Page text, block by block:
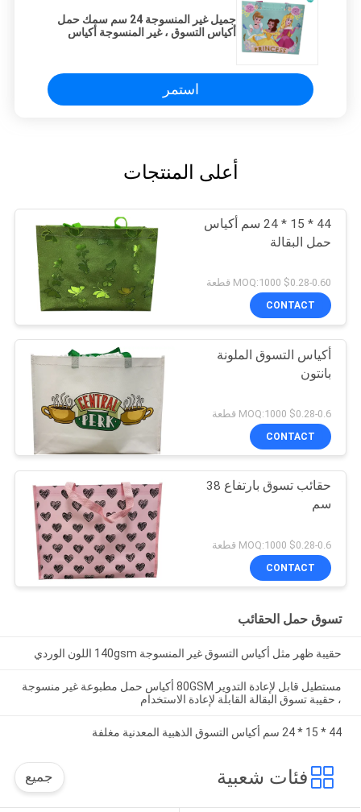
جميل غير المنسوجة 24 سم سمك حمل
أكياس التسوق ، غير المنسوجة أكياس
استمر
أعلى المنتجات
44 * 15 * 24 سم أكياس
حمل البقالة
$0.28-0.60 MOQ:1000 قطعة
CONTACT
أكياس التسوق الملونة
بانتون
$0.28-0.6 MOQ:1000 قطعة
CONTACT
حقائب تسوق بارتفاع 38
سم
$0.28-0.6 MOQ:1000 قطعة
CONTACT
تسوق حمل الحقائب
حقيبة ظهر مثل أكياس التسوق غير المنسوجة 140gsm اللون الوردي
مستطيل قابل لإعادة التدوير 80GSM أكياس حمل مطبوعة غير منسوجة
، حقيبة تسوق البقالة القابلة لإعادة الاستخدام
44 * 15 * 24 سم أكياس التسوق الذهبية المعدنية مغلفة
فئات شعبية جميع